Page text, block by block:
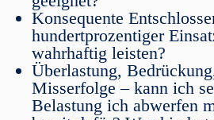
Konsequente
hundertprozentiger
wahrhaftig leisten?
Überlastung,
Misserfolge – kann ich
Belastung ich abwerfen